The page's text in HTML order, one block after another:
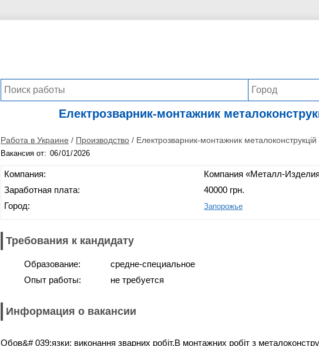
Електрозварник-монтажник
Работа в Украине / Производство / Електрозварник-монтажник металоконструкцій
Вакансия от:
Компания:
Заработная плата:
Город:
Компания «Металл-
40000 грн.
Запорожье
Требования к кандидату
Образование:
Опыт работы:
средне-специальное
не требуется
Информация о вакансии
Обов&# 039;язки: виконання зварних робіт,В монтажних робіт з